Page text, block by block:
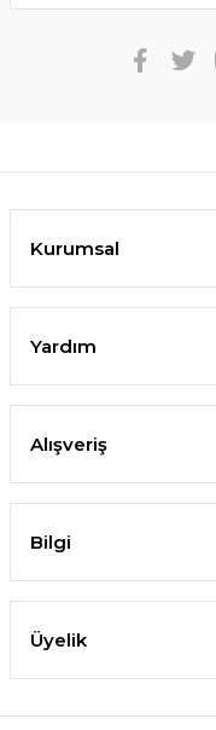
Kurumsal
Yardım
Alışveriş
Bilgi
Üyelik